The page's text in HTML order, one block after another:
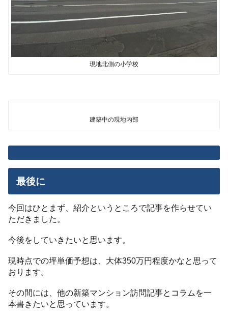
現地北側の小学校
建築中の現地内部
最後に
今回はひとまず、紹介というところで記事を作らせてい
ただきました。
今後をしていきたいと思います。
現時点での坪単価予想は、大体350万円程度かなと思って
おります。
その間には、他の新築マンション訪問記事とコラムを一
本書きたいと思っています。